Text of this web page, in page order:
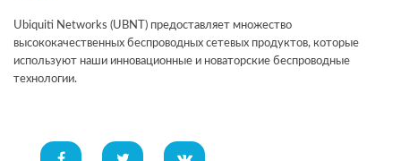
Ubiquiti Networks (UBNT) предоставляет множество
высококачественных беспроводных сетевых продуктов, которые
используют наши инновационные и новаторские беспроводные
технологии.